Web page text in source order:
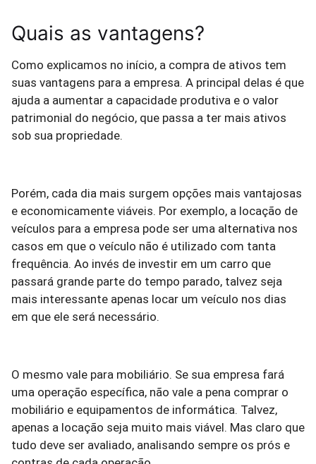
Quais as vantagens?
Como explicamos no início, a compra de ativos tem
suas vantagens para a empresa. A principal delas é que
ajuda a aumentar a capacidade produtiva e o valor
patrimonial do negócio, que passa a ter mais ativos
sob sua propriedade.
Porém, cada dia mais surgem opções mais vantajosas
e economicamente viáveis. Por exemplo, a locação de
veículos para a empresa pode ser uma alternativa nos
casos em que o veículo não é utilizado com tanta
frequência. Ao invés de investir em um carro que
passará grande parte do tempo parado, talvez seja
mais interessante apenas locar um veículo nos dias
em que ele será necessário.
O mesmo vale para mobiliário. Se sua empresa fará
uma operação específica, não vale a pena comprar o
mobiliário e equipamentos de informática. Talvez,
apenas a locação seja muito mais viável. Mas claro que
tudo deve ser avaliado, analisando sempre os prós e